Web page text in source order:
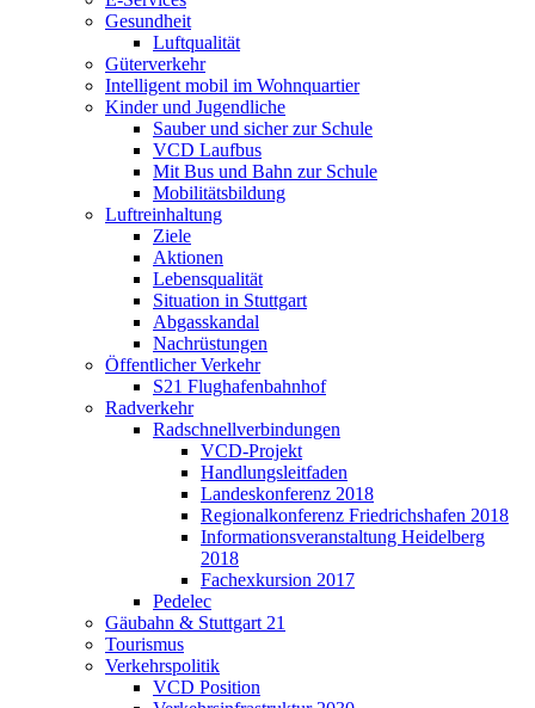
Gesundheit
Luftqualität
Güterverkehr
Intelligent mobil im Wohnquartier
Kinder und Jugendliche
Sauber und sicher zur Schule
VCD Laufbus
Mit Bus und Bahn zur Schule
Mobilitätsbildung
Luftreinhaltung
Ziele
Aktionen
Lebensqualität
Situation in Stuttgart
Abgasskandal
Nachrüstungen
Öffentlicher Verkehr
S21 Flughafenbahnhof
Radverkehr
Radschnellverbindungen
VCD-Projekt
Handlungsleitfaden
Landeskonferenz 2018
Regionalkonferenz Friedrichshafen 2018
Informationsveranstaltung Heidelberg
2018
Fachexkursion 2017
Pedelec
Gäubahn & Stuttgart 21
Tourismus
Verkehrspolitik
VCD Position